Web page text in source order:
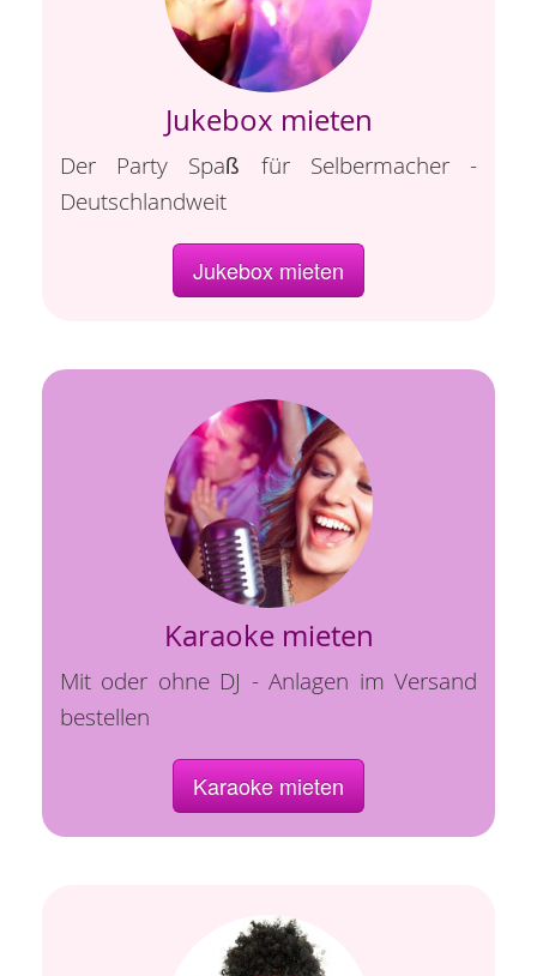
Jukebox mieten
Der Party Spaß für Selbermacher -
Deutschlandweit
Jukebox mieten
Karaoke mieten
Mit oder ohne DJ - Anlagen im Versand
bestellen
Karaoke mieten